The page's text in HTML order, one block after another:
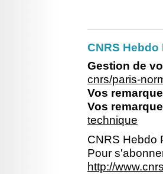
CNRS
Gestion de
cnrs/paris-
Vos
Vos
technique
CNRS Hebdo
Pour
http://